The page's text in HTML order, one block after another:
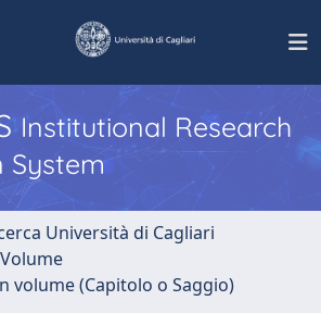
Institutional Research
System
Università di Cagliari
volume (Capitolo o Saggio)